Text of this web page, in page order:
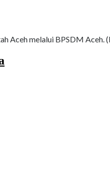
Aceh melalui BPSDM Aceh.